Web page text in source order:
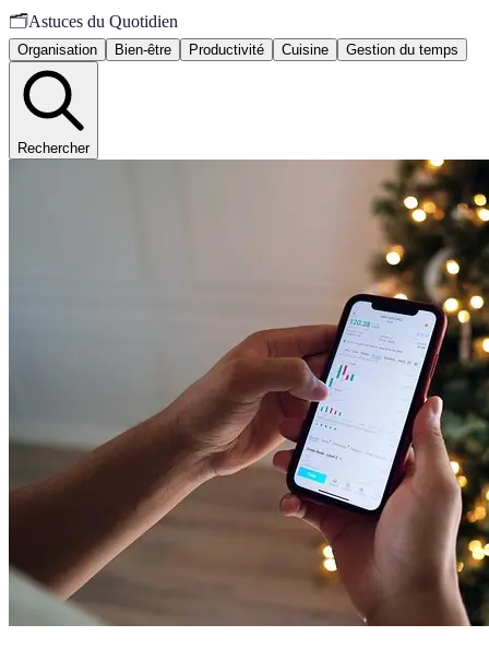
🗂️Astuces du Quotidien
Organisation Bien-être Productivité Cuisine Gestion du temps
Rechercher